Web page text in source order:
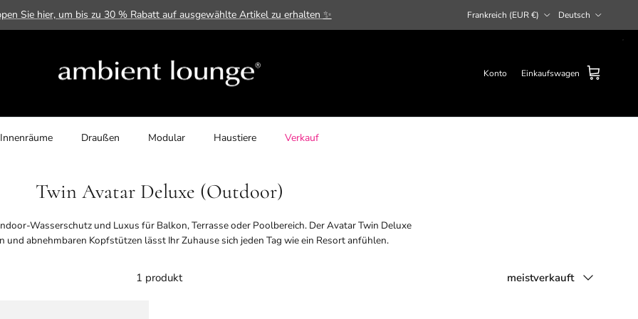
Sie hier, um bis zu 30 % Rabatt auf ausgewählte Artikel zu erhalten ✨ Frankreich (EUR €) Deutsch
Konto Einkaufswagen
Innenräume Draußen Modular Haustiere Verkauf
Twin Avatar Deluxe (Outdoor)
Wasserschutz und Luxus für Balkon, Terrasse oder Poolbereich. Der Avatar Twin Deluxe
und abnehmbaren Kopfstützen lässt Ihr Zuhause sich jeden Tag wie ein Resort anfühlen.
1 produkt
Sortieren nach
meistverkauft